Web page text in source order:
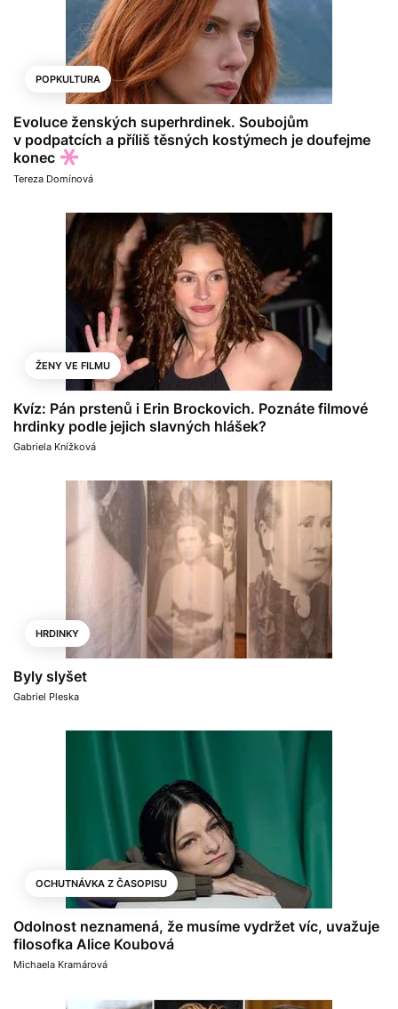
POPKULTURA
Evoluce ženských superhrdinek. Soubojům
v podpatcích a příliš těsných kostýmech je doufejme
konec
Tereza Domínová
ŽENY VE FILMU
Kvíz: Pán prstenů i Erin Brockovich. Poznáte filmové
hrdinky podle jejich slavných hlášek?
Gabriela Knížková
HRDINKY
Byly slyšet
Gabriel Pleska
OCHUTNÁVKA Z ČASOPISU
Odolnost neznamená, že musíme vydržet víc, uvažuje
filosofka Alice Koubová
Michaela Kramárová